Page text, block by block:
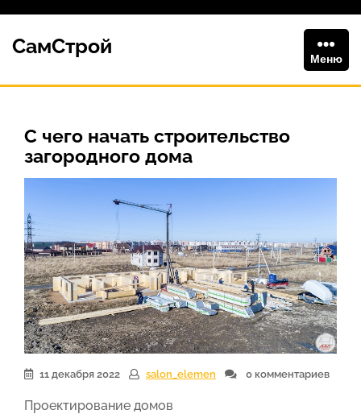
содержимому
СамСтрой
Меню
С чего начать строительство
загородного дома
11 декабря 2022 salon_elemen 0 комментариев
Проектирование домов